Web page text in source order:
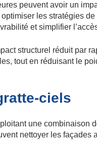
peuvent avoir un
les stratégies
et simplifier
structurel réduit par
tout en réduisant le
ciels
une combinaison
nettoyer les façades